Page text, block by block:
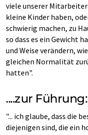
viele unserer
kleine Kinder haben,
schwierig machen, zu
so dass es ein Gewicht
und Weise verändern,
gleichen Normalität
hatten".
....zur Führung:
"... ich glaube, dass die
diejenigen sind, die ein